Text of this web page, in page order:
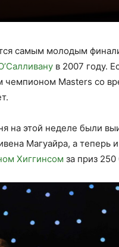
самым молодым
в 2007 году.
Masters со
на этой неделе были
Магуайра, а теперь и
Хиггинсом за приз